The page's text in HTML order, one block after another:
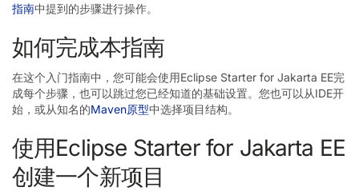
指南中提到的步骤进行操作。
如何完成本指南
在这个入门指南中，您可能会使用Eclipse Starter for Jakarta EE完
成每个步骤，也可以跳过您已经知道的基础设置。您也可以从IDE开
始，或从知名的Maven原型中选择项目结构。
使用Eclipse Starter for Jakarta EE
创建一个新项目